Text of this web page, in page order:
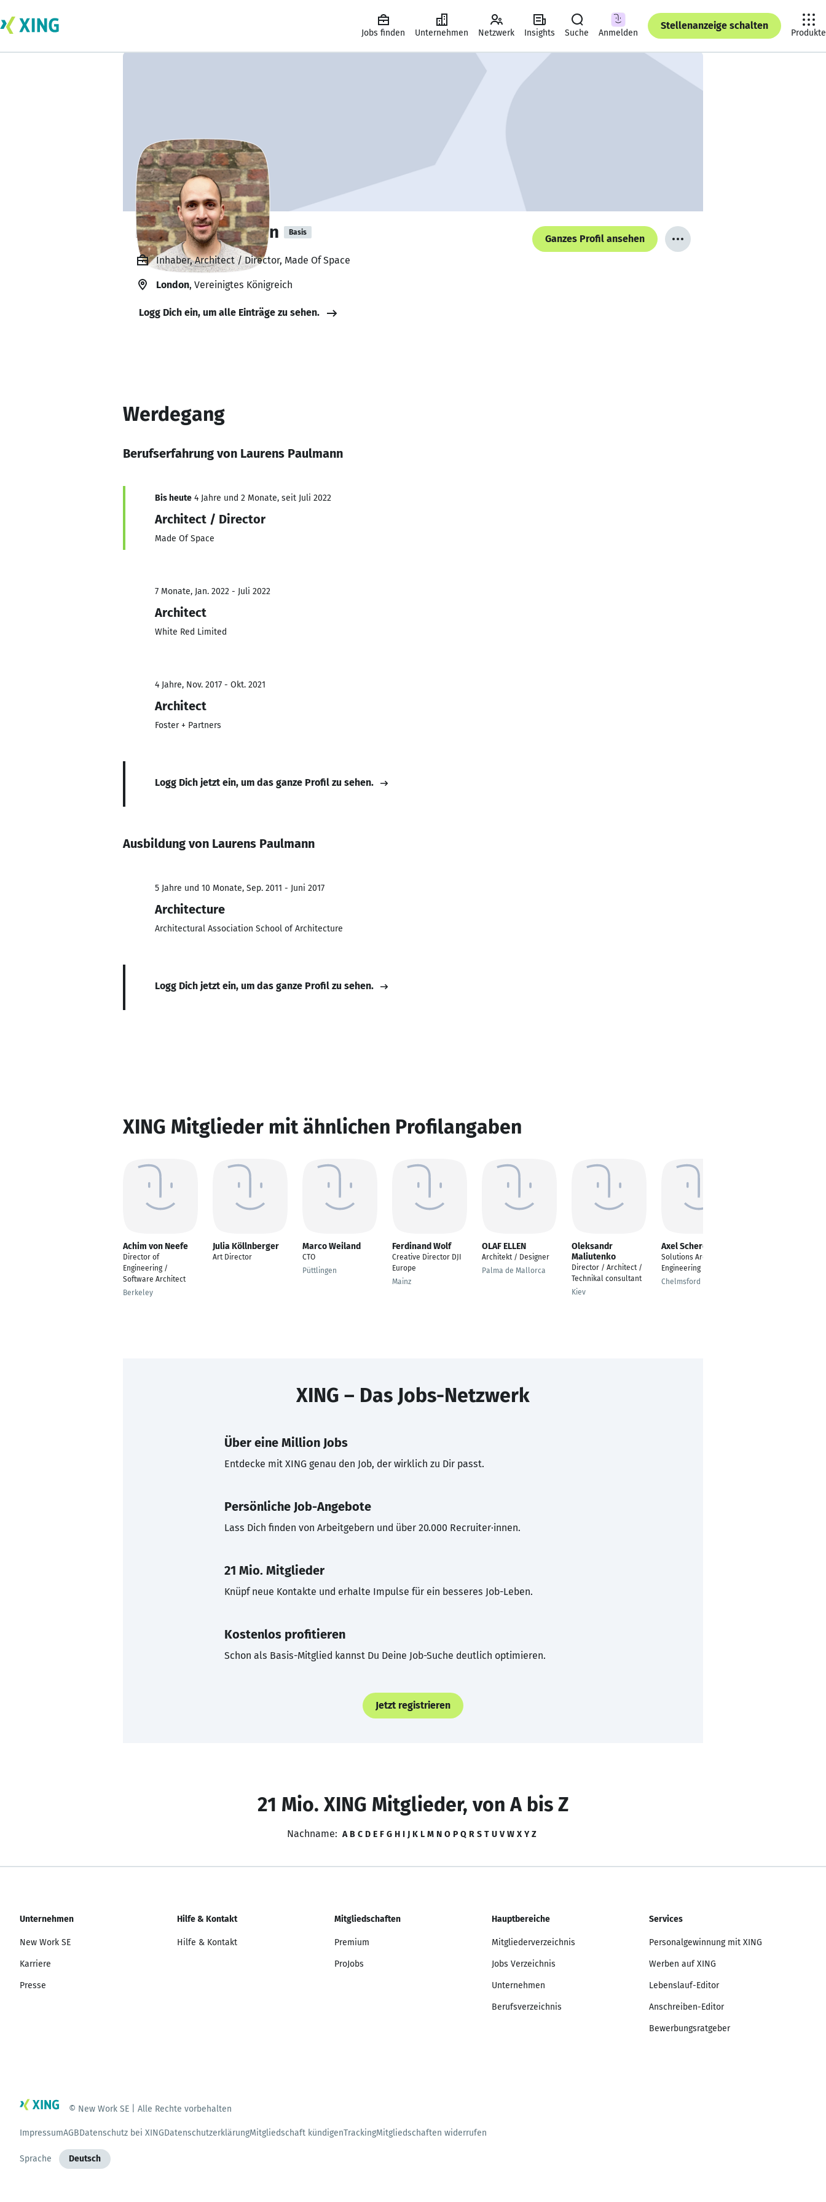
Jobs finden Unternehmen Netzwerk Insights Suche Anmelden
Stellenanzeige schalten
Produkte
Laurens Paulmann Basis
Ganzes Profil ansehen
Inhaber, Architect / Director, Made Of Space
London, Vereinigtes Königreich
Logg Dich ein, um alle Einträge zu sehen.
Werdegang
Berufserfahrung von Laurens Paulmann
Bis heute 4 Jahre und 2 Monate, seit Juli 2022
Architect / Director
Made Of Space
7 Monate, Jan. 2022 - Juli 2022
Architect
White Red Limited
4 Jahre, Nov. 2017 - Okt. 2021
Architect
Foster + Partners
Logg Dich jetzt ein, um das ganze Profil zu sehen.
Ausbildung von Laurens Paulmann
5 Jahre und 10 Monate, Sep. 2011 - Juni 2017
Architecture
Architectural Association School of Architecture
Logg Dich jetzt ein, um das ganze Profil zu sehen.
XING Mitglieder mit ähnlichen Profilangaben
Achim von Neefe
Director of
Engineering /
Software Architect
Berkeley
Julia Köllnberger
Art Director
Marco Weiland
CTO
Püttlingen
Ferdinand Wolf
Creative Director DJI
Europe
Mainz
OLAF ELLEN
Architekt / Designer
Palma de Mallorca
Oleksandr
Maliutenko
Director / Architect /
Technikal consultant
Kiev
Axel Scherer
Solutions Architect /
Engineering Director
Chelmsford
XING – Das Jobs-Netzwerk
Über eine Million Jobs
Entdecke mit XING genau den Job, der wirklich zu Dir passt.
Persönliche Job-Angebote
Lass Dich finden von Arbeitgebern und über 20.000 Recruiter·innen.
21 Mio. Mitglieder
Knüpf neue Kontakte und erhalte Impulse für ein besseres Job-Leben.
Kostenlos profitieren
Schon als Basis-Mitglied kannst Du Deine Job-Suche deutlich optimieren.
Jetzt registrieren
21 Mio. XING Mitglieder, von A bis Z
Nachname: A B C D E F G H I J K L M N O P Q R S T U V W X Y Z
Unternehmen
New Work SE
Karriere
Presse
Hilfe & Kontakt
Hilfe & Kontakt
Mitgliedschaften
Premium
ProJobs
Hauptbereiche
Mitgliederverzeichnis
Jobs Verzeichnis
Unternehmen
Berufsverzeichnis
Services
Personalgewinnung mit XING
Werben auf XING
Lebenslauf-Editor
Anschreiben-Editor
Bewerbungsratgeber
© New Work SE | Alle Rechte vorbehalten
ImpressumAGBDatenschutz bei XINGDatenschutzerklärungMitgliedschaft kündigenTrackingMitgliedschaften widerrufen
Sprache Deutsch